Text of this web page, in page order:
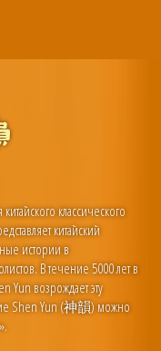
классического
китайский
истории в
В течение 5000 лет в
Yun возрождает эту
Shen Yun (神韻) можно